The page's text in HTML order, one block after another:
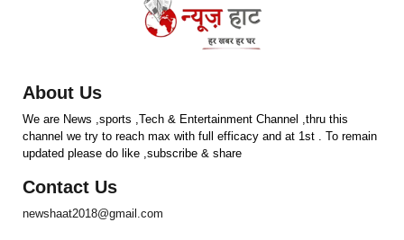
About Us
We are News ,sports ,Tech & Entertainment Channel ,thru this
channel we try to reach max with full efficacy and at 1st . To remain
updated please do like ,subscribe & share
Contact Us
newshaat2018@gmail.com